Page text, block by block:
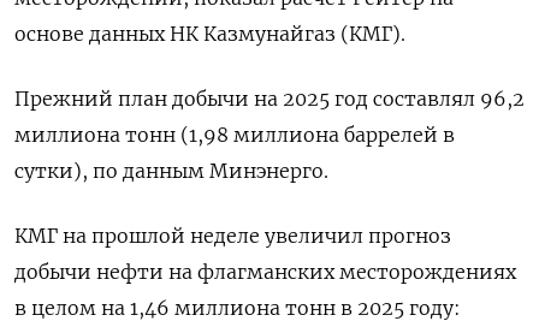
основе данных НК Казмунайгаз (КМГ).
Прежний план добычи на 2025 год составлял 96,2
миллиона тонн (1,98 миллиона баррелей в
сутки), по данным Минэнерго.
КМГ на прошлой неделе увеличил прогноз
добычи нефти на флагманских месторождениях
в целом на 1,46 миллиона тонн в 2025 году: